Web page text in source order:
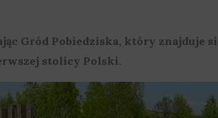
Gród Pobiedziska, który znajduje
stolicy Polski.